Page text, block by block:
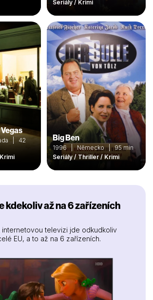
Seriály / Krimi
| 42
Big Ben
1996 | Německo | 95 min
Seriály / Thriller / Krimi
kdekoliv až na 6 zařízeních
internetovou televizi jde odkudkoliv
EU, a to až na 6 zařízeních.